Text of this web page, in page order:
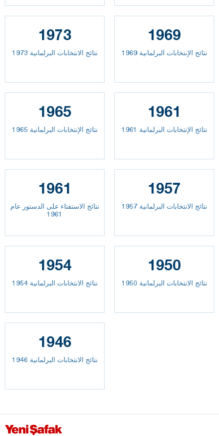
1973
نتائج الانتخابات البرلمانية 1973
1969
نتائج الإنتخابات البرلمانية 1969
1965
نتائج الإنتخابات البرلمانية 1965
1961
نتائج الإنتخابات البرلمانية 1961
1961
نتائج الاستفتاء على الدستور عام
1961
1957
نتائج الانتخابات البرلمانية 1957
1954
نتائج الانتخابات البرلمانية 1954
1950
نتائج الانتخابات البرلمانية 1950
1946
نتائج الانتخابات البرلمانية 1946